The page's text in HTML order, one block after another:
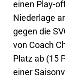
einen Play-
Niederlage
gegen die
von Coach
Platz ab (15
einer